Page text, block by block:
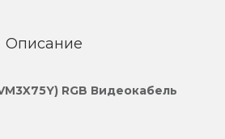
Описание
RGB Видеокабель